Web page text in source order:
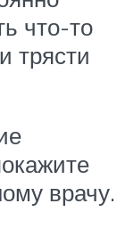
что-то
трясти
врачу.